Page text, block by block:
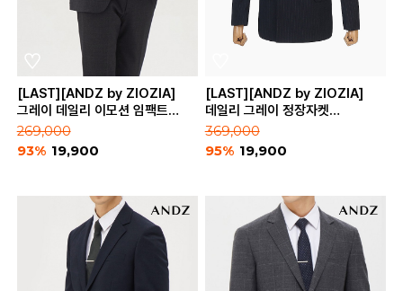
[LAST][ANDZ by ZIOZIA]
그레이 데일리 이모션 임팩트
정장자켓 (BZA4SB1101_GR)
269,000
93% 19,900
[LAST][ANDZ by ZIOZIA]
데일리 그레이 정장자켓
(BZA4SB1202)
369,000
95% 19,900